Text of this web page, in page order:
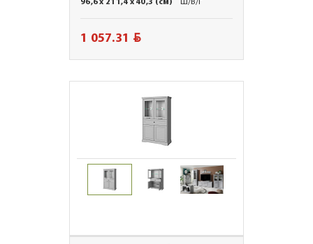
96,6 x 211,4 x 40,3 (см)
Ш/В/Г
1 057.31 BYN